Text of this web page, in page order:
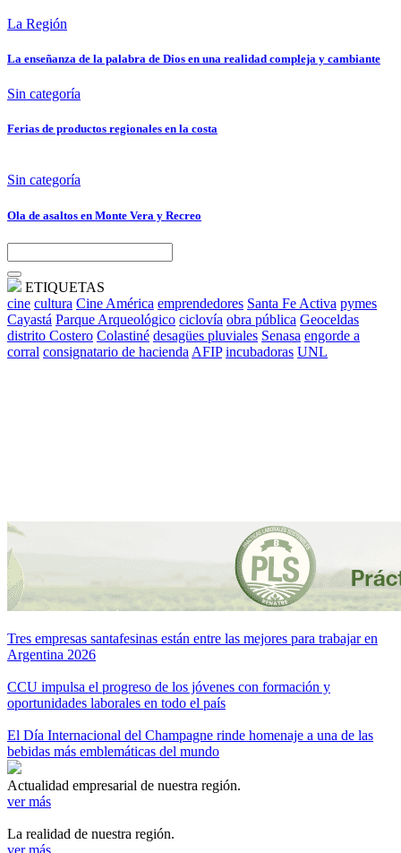
La Región
La enseñanza de la palabra de Dios en una realidad compleja y cambiante
Sin categoría
Ferias de productos regionales en la costa
Sin categoría
Ola de asaltos en Monte Vera y Recreo
ETIQUETAS
cine cultura Cine América emprendedores Santa Fe Activa pymes
Cayastá Parque Arqueológico ciclovía obra pública Geoceldas
distrito Costero Colastiné desagües pluviales Senasa engorde a
corral consignatario de hacienda AFIP incubadoras UNL
Tres empresas santafesinas están entre las mejores para trabajar en
Argentina 2026
CCU impulsa el progreso de los jóvenes con formación y
oportunidades laborales en todo el país
El Día Internacional del Champagne rinde homenaje a una de las
bebidas más emblemáticas del mundo
Actualidad empresarial de nuestra región.
ver más
La realidad de nuestra región.
ver más